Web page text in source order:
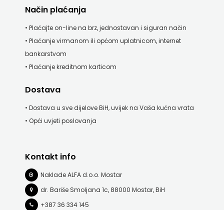
Način plaćanja
• Plaćajte on-line na brz, jednostavan i siguran način
• Plaćanje virmanom ili općom uplatnicom, internet
bankarstvom
• Plaćanje kreditnom karticom
Dostava
• Dostava u sve dijelove BiH, uvijek na Vaša kućna vrata
• Opći uvjeti poslovanja
Kontakt info
Naklade ALFA d.o.o. Mostar
dr. Bariše Smoljana 1c, 88000 Mostar, BiH
+387 36 334 145